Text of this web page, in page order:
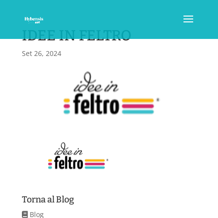
IDEE IN FELTRO
Set 26, 2024
Torna al Blog
Blog